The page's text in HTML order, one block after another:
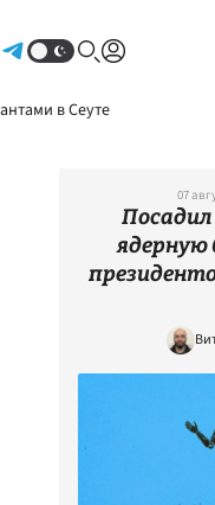
в Сеуте
07
Посадил
ядерную